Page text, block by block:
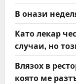
В онази
Като лекар
случаи, но
Влязох в
която ме